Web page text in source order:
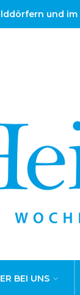
und im
BEI UNS